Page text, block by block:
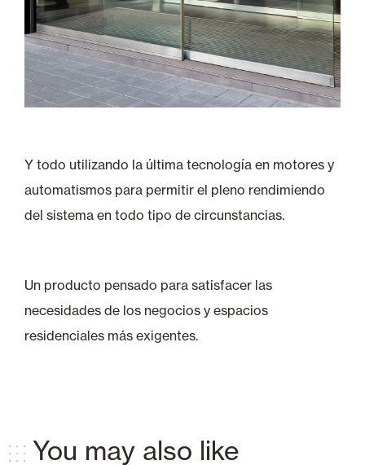
Y todo utilizando la última tecnología en motores y
automatismos para permitir el pleno rendimiendo
del sistema en todo tipo de circunstancias.
Un producto pensado para satisfacer las
necesidades de los negocios y espacios
residenciales más exigentes.
You may also like